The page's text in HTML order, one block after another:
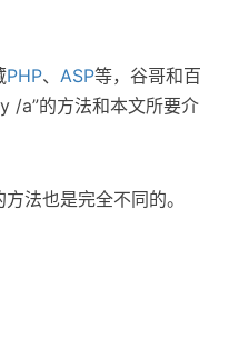
PHP、 ASP等，谷哥和百
/a”的方法和本文所要介
法也是完全不同的。